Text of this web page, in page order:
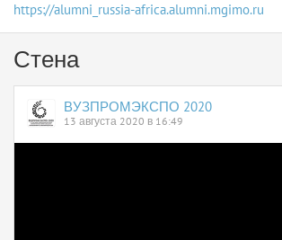
https://alumni_russia-africa.alumni.mgimo.ru
Стена
ВУЗПРОМЭКСПО 2020
13 августа 2020 в 16:49